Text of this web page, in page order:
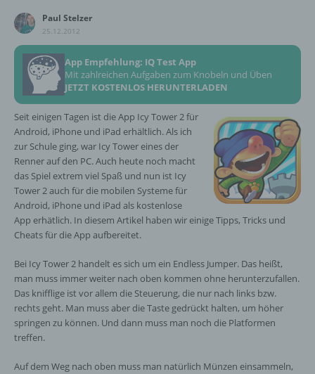
Paul Stelzer
25.12.2012
App Empfehlung: IQ Test App
Mit zahlreichen Aufgaben zum Knobeln und Üben
JETZT KOSTENLOS HERUNTERLADEN
Seit einigen Tagen ist die App Icy Tower 2 für
Android, iPhone und iPad erhältlich. Als ich
zur Schule ging, war Icy Tower eines der
Renner auf den PC. Auch heute noch macht
das Spiel extrem viel Spaß und nun ist Icy
Tower 2 auch für die mobilen Systeme für
Android, iPhone und iPad als kostenlose
App erhätlich. In diesem Artikel haben wir einige Tipps, Tricks und
Cheats für die App aufbereitet.
Bei Icy Tower 2 handelt es sich um ein Endless Jumper. Das heißt,
man muss immer weiter nach oben kommen ohne herunterzufallen.
Das knifflige ist vor allem die Steuerung, die nur nach links bzw.
rechts geht. Man muss aber die Taste gedrückt halten, um höher
springen zu können. Und dann muss man noch die Platformen
treffen.
Auf dem Weg nach oben muss man natürlich Münzen einsammeln,